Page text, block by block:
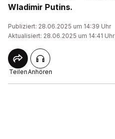
Wladimir Putins.
Publiziert: 28.06.2025 um 14:39 Uhr
Aktualisiert: 28.06.2025 um 14:41 Uhr
TeilenAnhören